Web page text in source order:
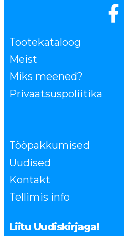
Tootekataloog
Meist
Miks meened?
Privaatsuspoliitika
Tööpakkumised
Uudised
Kontakt
Tellimis info
Liitu Uudiskirjaga!